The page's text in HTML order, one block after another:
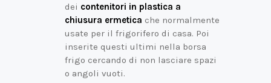
dei contenitori in plastica a
chiusura ermetica che normalmente
usate per il frigorifero di casa. Poi
inserite questi ultimi nella borsa
frigo cercando di non lasciare spazi
o angoli vuoti.